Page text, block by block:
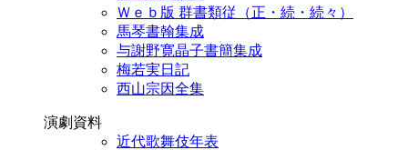
Ｗｅｂ版 群書類従（正・続・続々）
馬琴書翰集成
与謝野寛晶子書簡集成
梅若実日記
西山宗因全集
演劇資料
近代歌舞伎年表